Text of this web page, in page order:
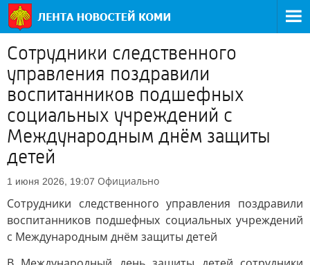
Сотрудники следственного
управления поздравили
воспитанников подшефных
социальных учреждений с
Международным днём защиты
детей
1 июня 2026, 19:07 Официально
Сотрудники следственного управления поздравили
воспитанников подшефных социальных учреждений
с Международным днём защиты детей